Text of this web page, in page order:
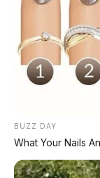
✅Honda,
BUZZ DAY
What Your Nails